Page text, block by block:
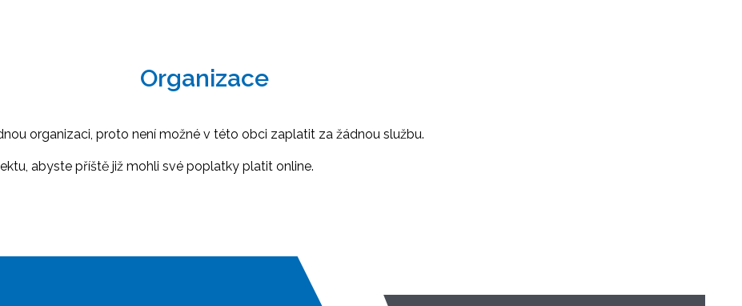
Organizace
organizaci, proto není možné v této obci zaplatit za žádnou službu.
abyste příště již mohli své poplatky platit online.